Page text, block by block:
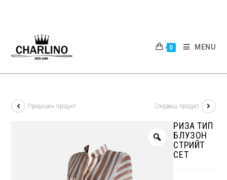
0 MENU
Предишен продукт Следващ продукт
РИЗА ТИП
БЛУЗОН
СТРИЙТ
СЕТ